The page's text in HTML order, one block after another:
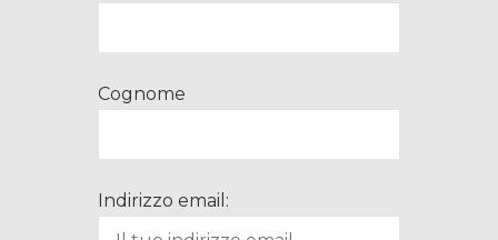
Cognome
Indirizzo email: